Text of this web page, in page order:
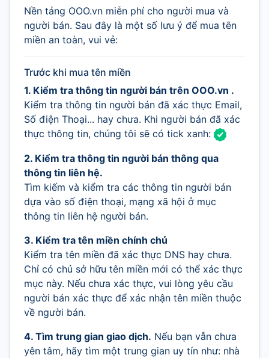
Nền tảng OOO.vn miễn phí cho người mua và
người bán. Sau đây là một số lưu ý để mua tên
miền an toàn, vui vẻ:
Trước khi mua tên miền
1. Kiểm tra thông tin người bán trên OOO.vn .
Kiểm tra thông tin người bán đã xác thực Email,
Số điện Thoại... hay chưa. Khi người bán đã xác
thực thông tin, chúng tôi sẽ có tick xanh:
2. Kiểm tra thông tin người bán thông qua
thông tin liên hệ.
Tìm kiếm và kiểm tra các thông tin người bán
dựa vào số điện thoại, mạng xã hội ở mục
thông tin liên hệ người bán.
3. Kiểm tra tên miền chính chủ
Kiểm tra tên miền đã xác thực DNS hay chưa.
Chỉ có chủ sở hữu tên miền mới có thể xác thực
mục này. Nếu chưa xác thực, vui lòng yêu cầu
người bán xác thực để xác nhận tên miền thuộc
về người bán.
4. Tìm trung gian giao dịch. Nếu bạn vẫn chưa
yên tâm, hãy tìm một trung gian uy tín như: nhà